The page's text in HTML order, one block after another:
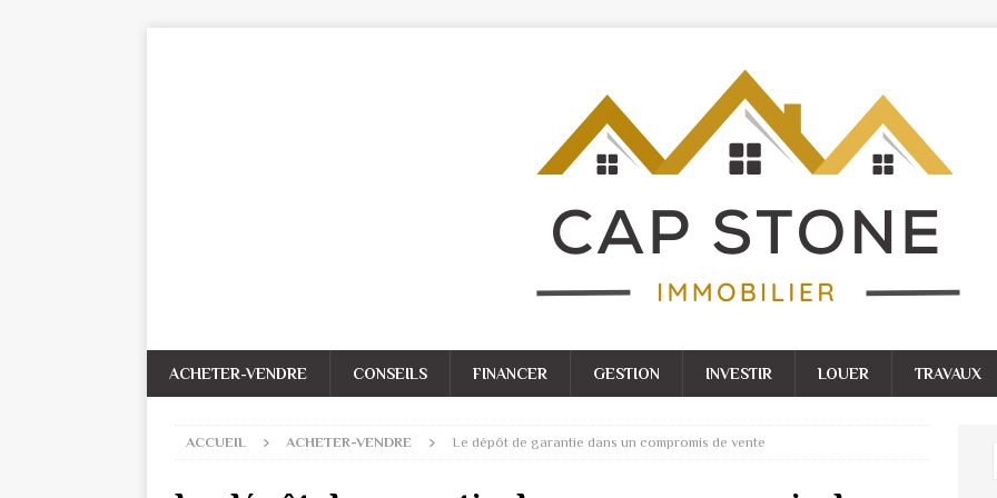
ACHETER-VENDRE CONSEILS FINANCER GESTION INVESTIR LOUER TRAVAUX
ACCUEIL ACHETER-VENDRE Le dépôt de garantie dans un compromis de vente